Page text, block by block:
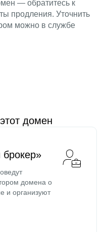
— обратитесь к
продления. Уточнить
можно в службе
домен
домена о
и организуют